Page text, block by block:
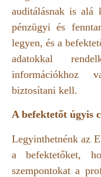
auditálásnak is
pénzügyi és
legyen, és a
adatokkal
információkhoz
biztosítani kell.
A befektetőt úgyis
Legyinthetnénk az
a befektetőket,
szempontokat a